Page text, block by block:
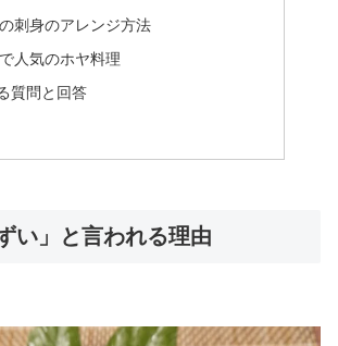
刺身のアレンジ方法
人気のホヤ料理
質問と回答
い」と言われる理由